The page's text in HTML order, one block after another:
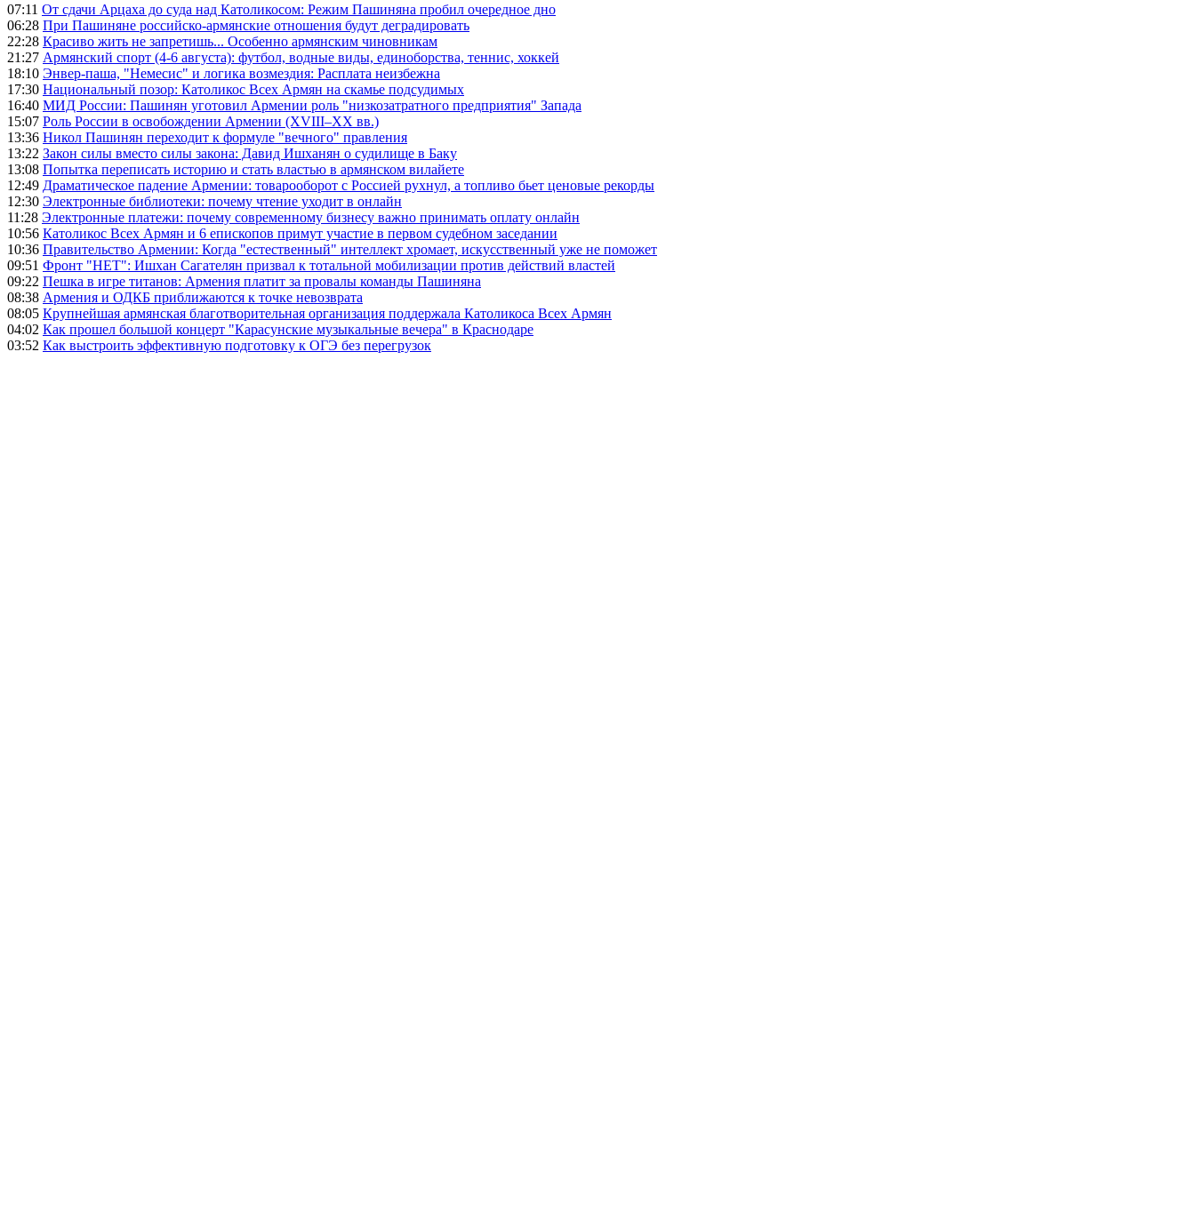
07:11 От сдачи Арцаха до суда над Католикосом: Режим Пашиняна пробил очередное дно
06:28 При Пашиняне российско-армянские отношения будут деградировать
22:28 Красиво жить не запретишь... Особенно армянским чиновникам
21:27 Армянский спорт (4-6 августа): футбол, водные виды, единоборства, теннис, хоккей
18:10 Энвер-паша, "Немесис" и логика возмездия: Расплата неизбежна
17:30 Национальный позор: Католикос Всех Армян на скамье подсудимых
16:40 МИД России: Пашинян уготовил Армении роль "низкозатратного предприятия" Запада
15:07 Роль России в освобождении Армении (XVIII–XX вв.)
13:36 Никол Пашинян переходит к формуле "вечного" правления
13:22 Закон силы вместо силы закона: Давид Ишханян о судилище в Баку
13:08 Попытка переписать историю и стать властью в армянском вилайете
12:49 Драматическое падение Армении: товарооборот с Россией рухнул, а топливо бьет ценовые рекорды
12:30 Электронные библиотеки: почему чтение уходит в онлайн
11:28 Электронные платежи: почему современному бизнесу важно принимать оплату онлайн
10:56 Католикос Всех Армян и 6 епископов примут участие в первом судебном заседании
10:36 Правительство Армении: Когда "естественный" интеллект хромает, искусственный уже не поможет
09:51 Фронт "НЕТ": Ишхан Сагателян призвал к тотальной мобилизации против действий властей
09:22 Пешка в игре титанов: Армения платит за провалы команды Пашиняна
08:38 Армения и ОДКБ приближаются к точке невозврата
08:05 Крупнейшая армянская благотворительная организация поддержала Католикоса Всех Армян
04:02 Как прошел большой концерт "Карасунские музыкальные вечера" в Краснодаре
03:52 Как выстроить эффективную подготовку к ОГЭ без перегрузок